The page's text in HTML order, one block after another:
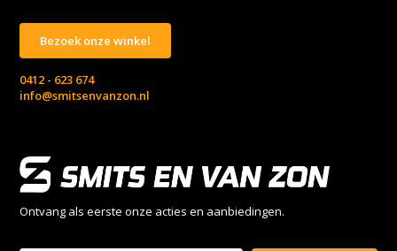
Bezoek onze winkel
0412 - 623 674
info@smitsenvanzon.nl
Ontvang als eerste onze acties en aanbiedingen.